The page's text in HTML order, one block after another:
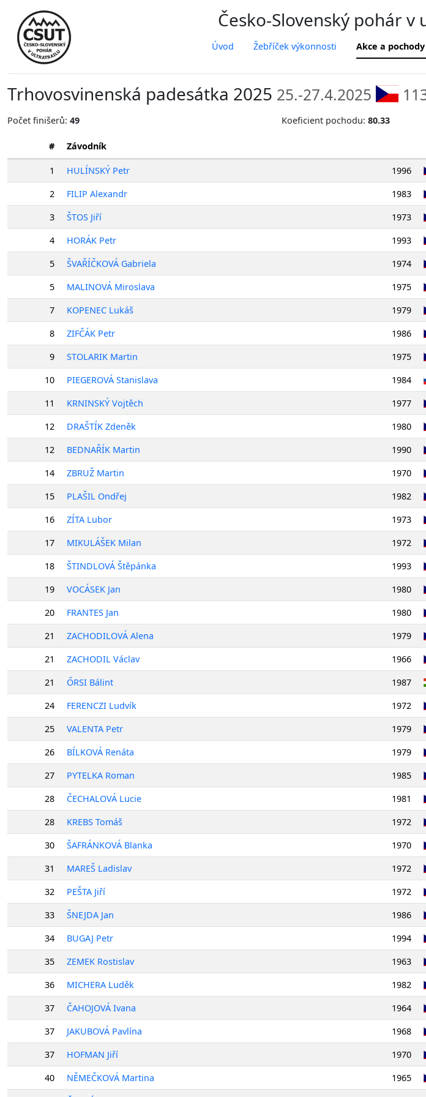
Česko-Slovenský pohár
Úvod Žebříček výkonnosti Akce a pochody
Trhovosvinenská padesátka 2025 25.-27.4.2025
Počet finišerů: 49 Koeficient pochodu: 80.33
# Závodník
1 HULÍNSKÝ Petr 1996
2
FILIP Alexandr 1983
3
ŠTOS Jiří 1973
4
HORÁK Petr 1993
5
ŠVAŘÍČKOVÁ Gabriela 1974
5
MALINOVÁ Miroslava 1975
7
KOPENEC Lukáš 1979
8
ZIFČÁK Petr 1986
9
STOLARIK Martin 1975
10
PIEGEROVÁ Stanislava 1984
11
KRNINSKÝ Vojtěch 1977
12
DRAŠTÍK Zdeněk 1980
12
BEDNAŘÍK Martin 1990
14
ZBRUŽ Martin 1970
15
PLAŠIL Ondřej 1982
16
ZÍTA Lubor 1973
17
MIKULÁŠEK Milan 1972
18
ŠTINDLOVÁ Štěpánka 1993
19
VOCÁSEK Jan 1980
20
FRANTES Jan 1980
21
ZACHODILOVÁ Alena 1979
21
ZACHODIL Václav 1966
21
ŐRSI Bálint 1987
24
FERENCZI Ludvík 1972
25
VALENTA Petr 1979
26
BÍLKOVÁ Renáta 1979
27
PYTELKA Roman 1985
28
ČECHALOVÁ Lucie 1981
28
KREBS Tomáš 1972
30
ŠAFRÁNKOVÁ Blanka 1970
31
MAREŠ Ladislav 1972
32
PEŠTA Jiří 1972
33
ŠNEJDA Jan 1986
34
BUGAJ Petr 1994
35
ZEMEK Rostislav 1963
36
MICHERA Luděk 1982
37
ČAHOJOVÁ Ivana 1964
37
JAKUBOVÁ Pavlína 1968
37
HOFMAN Jiří 1970
40
NĚMEČKOVÁ Martina 1965